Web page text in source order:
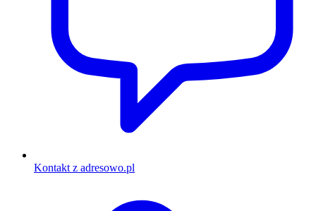
Kontakt z adresowo.pl